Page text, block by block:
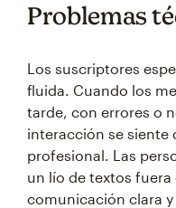
Problemas
Los suscriptores
fluida. Cuando los
tarde, con errores o
interacción se siente
profesional. Las
un lío de textos
comunicación clara